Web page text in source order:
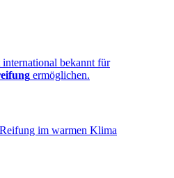
bekannt für
ermöglichen.
im warmen Klima